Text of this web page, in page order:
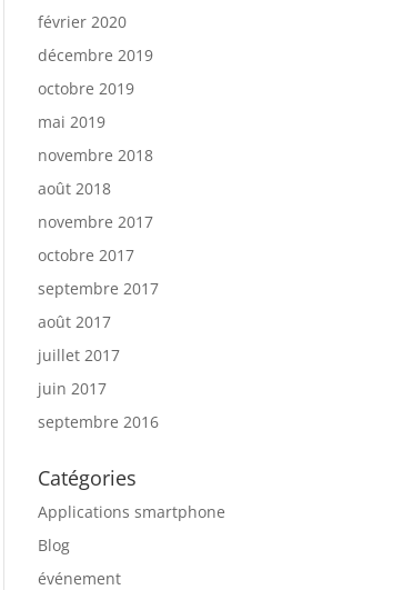
février 2020
décembre 2019
octobre 2019
mai 2019
novembre 2018
août 2018
novembre 2017
octobre 2017
septembre 2017
août 2017
juillet 2017
juin 2017
septembre 2016
Catégories
Applications smartphone
Blog
événement